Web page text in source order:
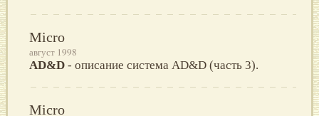
Micro
август 1998
AD&D - описание система AD&D (часть 3).
Micro